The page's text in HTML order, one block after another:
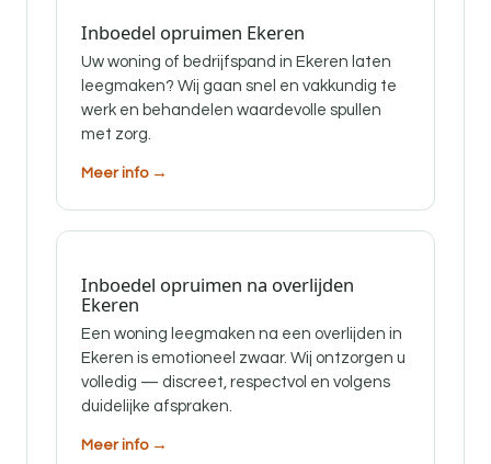
Inboedel opruimen Ekeren
Uw woning of bedrijfspand in Ekeren laten
leegmaken? Wij gaan snel en vakkundig te
werk en behandelen waardevolle spullen
met zorg.
Meer info →
Inboedel opruimen na overlijden
Ekeren
Een woning leegmaken na een overlijden in
Ekeren is emotioneel zwaar. Wij ontzorgen u
volledig — discreet, respectvol en volgens
duidelijke afspraken.
Meer info →